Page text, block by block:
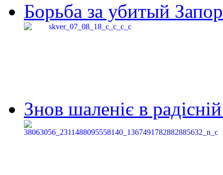
Борьба за убитый
Знов шаленіє в